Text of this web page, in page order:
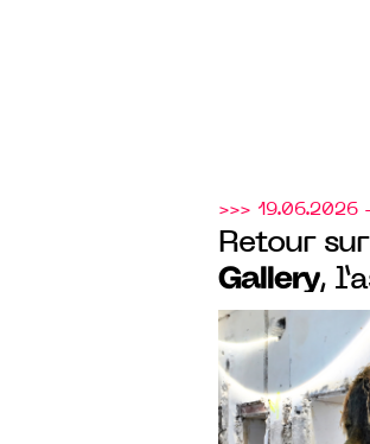
>>>
Retour
Gallery,
AEW ont
Olivier de
XIXe